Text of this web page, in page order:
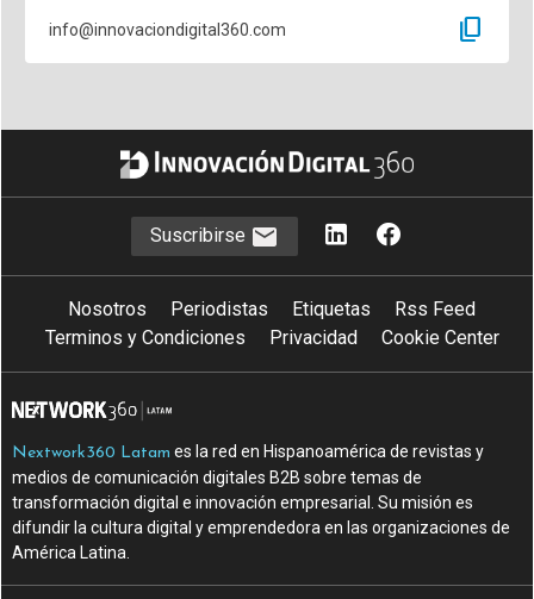
info@innovaciondigital360.com content_copy
Suscribirse
Nosotros Periodistas Etiquetas
Rss Feed
Terminos y Condiciones
Privacidad Cookie Center
Nextwork360 Latam es la red en Hispanoamérica de revistas y
medios de comunicación digitales B2B sobre temas de
transformación digital e innovación empresarial. Su misión es
difundir la cultura digital y emprendedora en las organizaciones de
América Latina.